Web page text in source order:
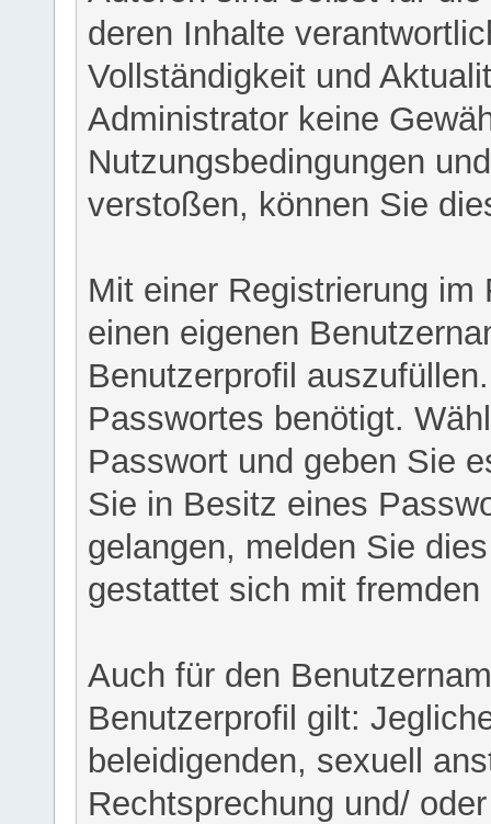
deren Inhalte
Vollständigkeit und
Administrator keine
Nutzungsbedingungen
verstoßen, können Sie
Mit einer Registrierung
einen eigenen
Benutzerprofil
Passwortes benötigt.
Passwort und geben Sie
Sie in Besitz eines
gelangen, melden Sie
gestattet sich mit
Auch für den
Benutzerprofil gilt:
beleidigenden, sexuell
Rechtsprechung und/